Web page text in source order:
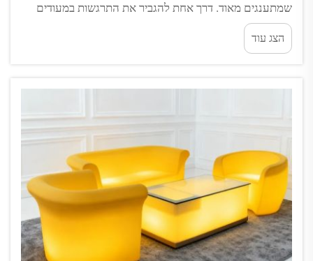
שמתענגים מאוד. דרך אחת להגביר את התרגשות במעודים
בצבעים שונים ויכולים לשנות לחלוטין את האווירה במקום.
דמיינו שאתם יושבים...
הצג עוד